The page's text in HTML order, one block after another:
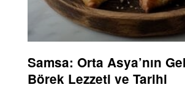
Samsa: Orta Asya’nın
Börek Lezzeti ve Tarihi